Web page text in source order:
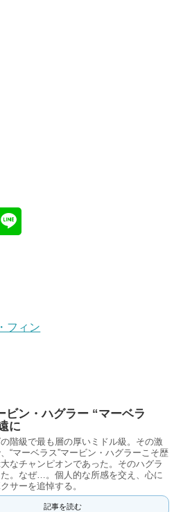
フィン
ビン・ハグラー “マーベラ
に
階級で最も層の厚いミドル級。その激
“マーベラス”マービン・ハグラーこそ歴
なチャンピオンであった。そのハグラ
。なぜ…。個人的な所感を交え、心に
サーを追悼する。
記事を読む